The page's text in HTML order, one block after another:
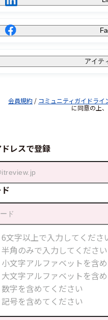
アイテ
会員規約 / コミュニティガイドライ
に同意の上
レスで登録
6文字以上で入力してくださ
半角のみで入力してください
小文字アルファベットを含
大文字アルファベットを含
数字を含めてください
記号を含めてください